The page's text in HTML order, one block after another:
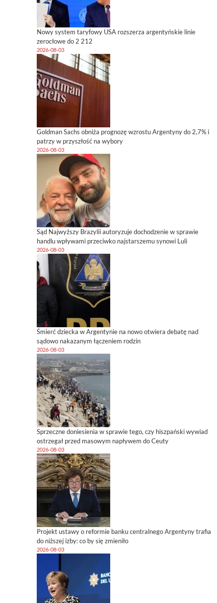
Nowy system taryfowy USA rozszerza argentyńskie linie
zerocłowe do 2 212
2026-08-03
Goldman Sachs obniża prognozę wzrostu Argentyny do 2,7% i
patrzy w przyszłość na wybory
2026-08-03
Sąd Najwyższy Brazylii autoryzuje dochodzenie w sprawie
handlu wpływami przeciwko najstarszemu synowi Luli
2026-08-03
Śmierć dziecka w Argentynie na nowo otwiera debatę nad
sądowo nakazanym łączeniem rodzin
2026-08-03
Sprzeczne doniesienia w sprawie tego, czy hiszpański wywiad
ostrzegał przed masowym napływem do Ceuty
2026-08-03
Projekt ustawy o reformie banku centralnego Argentyny trafia
do niższej izby: co by się zmieniło
2026-08-03